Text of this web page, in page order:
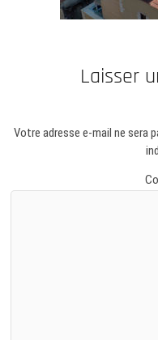
Laisser
Votre adresse e-mail ne sera